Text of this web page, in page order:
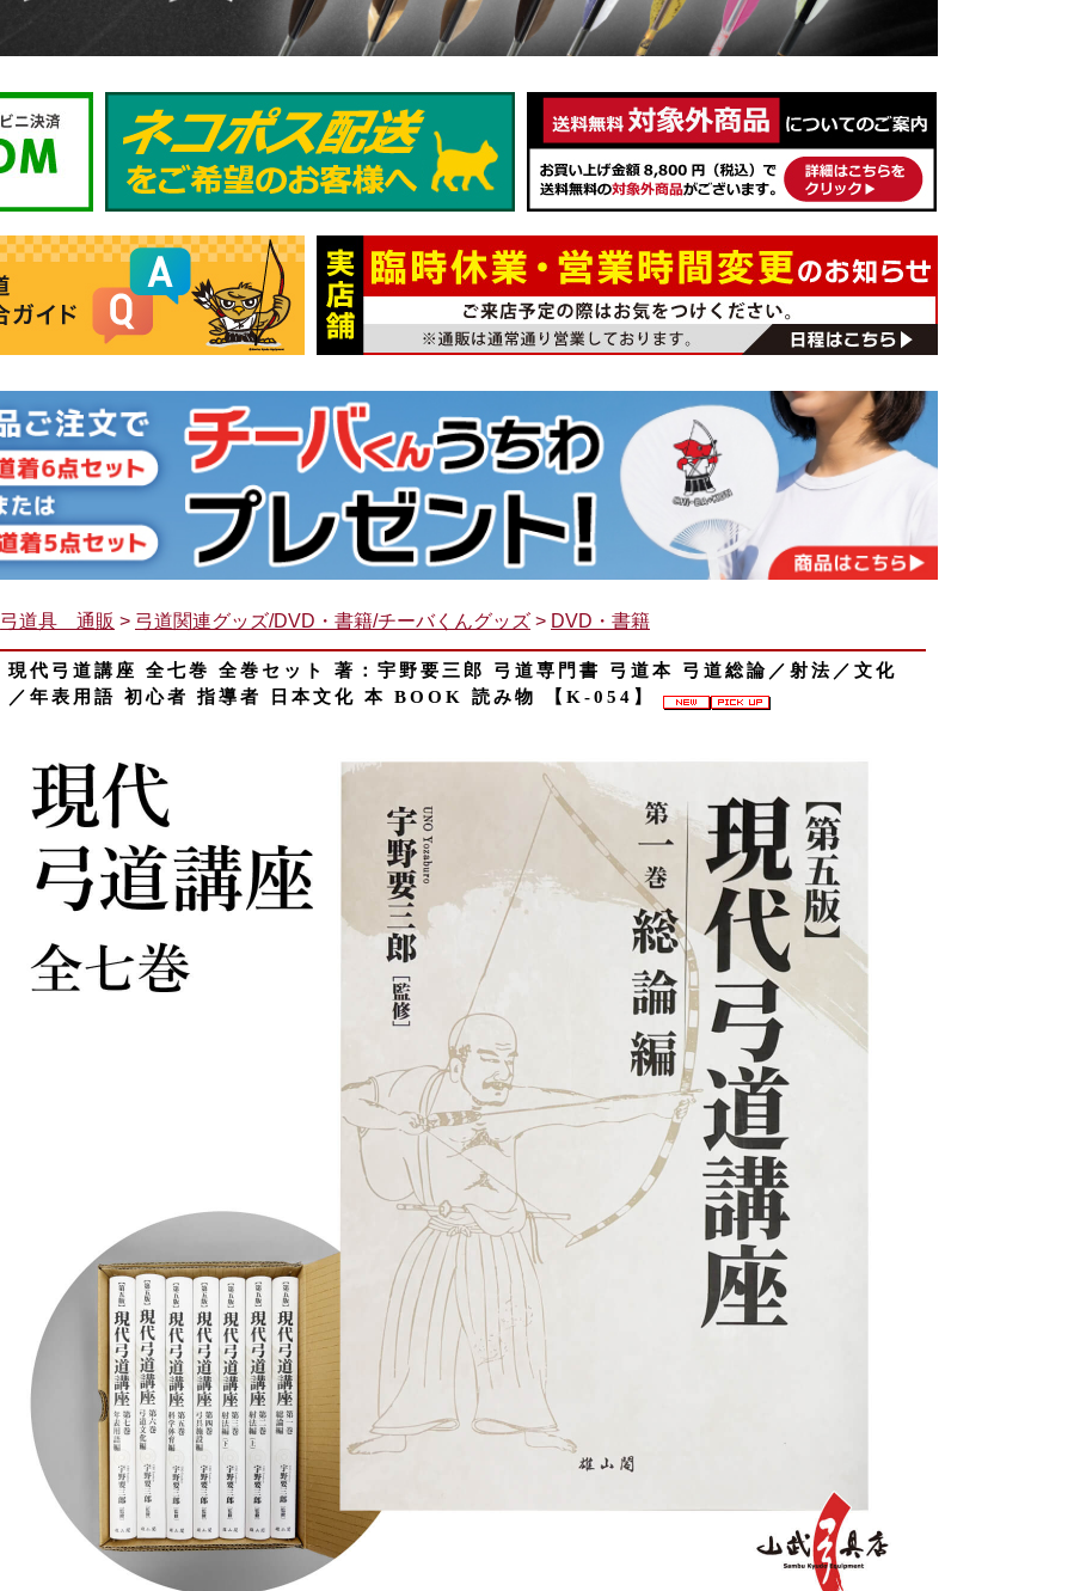
弓道具 通販 > 弓道関連グッズ/DVD・書籍/チーバくんグッズ > DVD・書籍
現代弓道講座 全七巻 全巻セット 著：宇野要三郎 弓道専門書 弓道本 弓道総論／射法／文化
／年表用語 初心者 指導者 日本文化 本 BOOK 読み物 【K-054】